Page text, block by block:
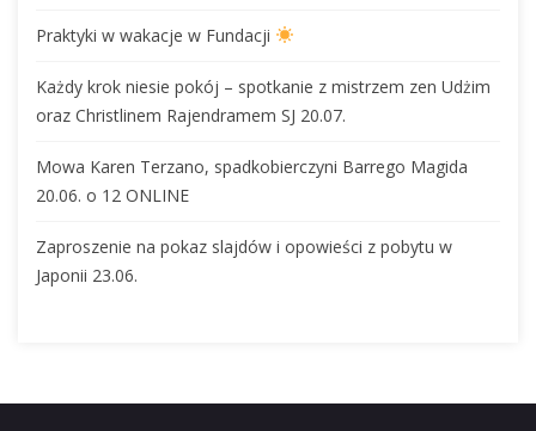
Praktyki w wakacje w Fundacji
Każdy krok niesie pokój – spotkanie z mistrzem zen Udżim
oraz Christlinem Rajendramem SJ 20.07.
Mowa Karen Terzano, spadkobierczyni Barrego Magida
20.06. o 12 ONLINE
Zaproszenie na pokaz slajdów i opowieści z pobytu w
Japonii 23.06.